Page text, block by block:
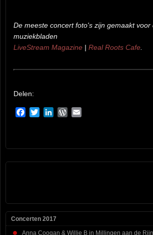
De meeste concert foto's zijn gemaakt voor
muziekbladen
LiveStream Magazine | Real Roots Cafe
Delen:
Facebook
TwitterLinkedInWordPress
Concerten 2017
Anna Coogan & Willie B in Millingen aan de Rijn